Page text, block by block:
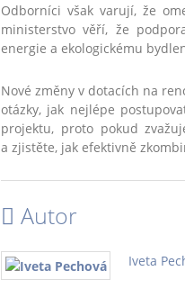
Odborníci však varují, že
ministerstvo věří, že
energie a ekologickému
Nové změny v dotacích na
otázky, jak nejlépe
projektu, proto pokud
a zjistěte, jak efektivně
Autor
Iveta